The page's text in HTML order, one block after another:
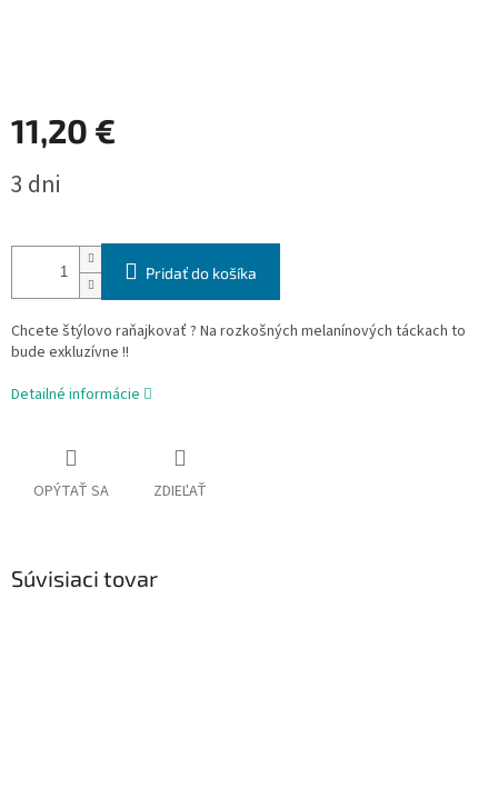
11,20 €
cena:
3 dni
Pridať do košíka
Chcete štýlovo raňajkovať ? Na rozkošných melanínových táckach to
bude exkluzívne !!
Detailné informácie
OPÝTAŤ SA ZDIEĽAŤ
Súvisiaci tovar